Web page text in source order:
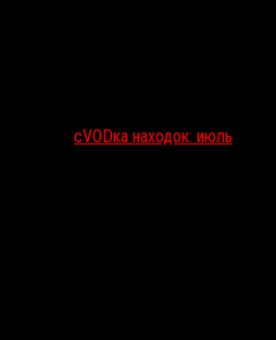
сVODка находок: июль